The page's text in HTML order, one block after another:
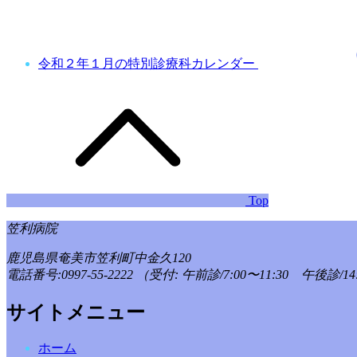
令和２年１月の特別診療科カレンダー
Top
笠利病院
鹿児島県奄美市笠利町中金久120
電話番号:0997-55-2222
（受付: 午前診/7:00〜11:30 午後診/
サイトメニュー
ホーム